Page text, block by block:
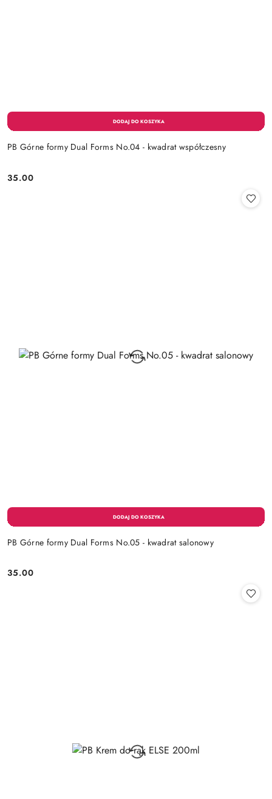
PB Górne formy Dual Forms No.04 - kwadrat współczesny
Cena:
35.00
PB Górne formy Dual Forms No.05 - kwadrat salonowy
Cena:
35.00